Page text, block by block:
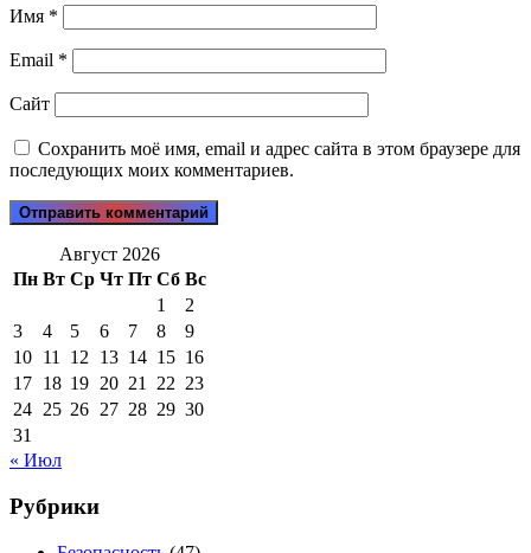
Имя *
Email *
Сайт
Сохранить моё имя, email и адрес сайта в этом браузере для
последующих моих комментариев.
Август 2026
Пн Вт Ср Чт Пт Сб Вс
1
2
3
4 5 6 7 8
9
10 11 12 13 14 15 16
17 18 19 20 21 22 23
24 25 26 27 28 29 30
31
« Июл
Рубрики